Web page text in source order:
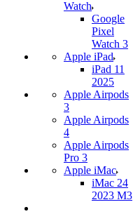
Watch
Google
Pixel
Watch 3
Apple iPad
iPad 11
2025
Apple Airpods
3
Apple Airpods
4
Apple Airpods
Pro 3
Apple iMac
iMac 24
2023 M3